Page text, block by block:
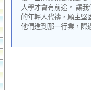
大學才會有前途。 讓我
的年輕人代禱，願主堅
他們進到那一行業，際